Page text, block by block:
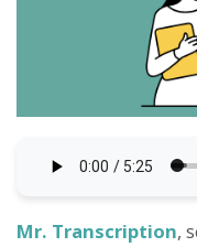
Mr. Transcription,